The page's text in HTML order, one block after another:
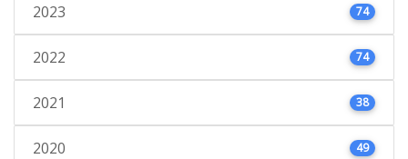
2023 74
2022 74
2021 38
2020 49